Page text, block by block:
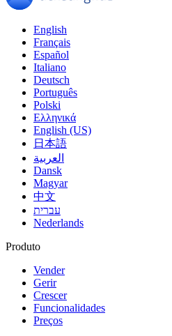
English
Français
Español
Italiano
Deutsch
Português
Polski
Ελληνικά
English (US)
日本語
العربية
Dansk
Magyar
中文
עברית
Nederlands
Produto
Vender
Gerir
Crescer
Funcionalidades
Preços